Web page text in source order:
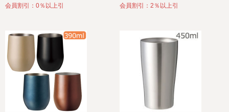
会員割引：0％以上引 会員割引：2％以上引